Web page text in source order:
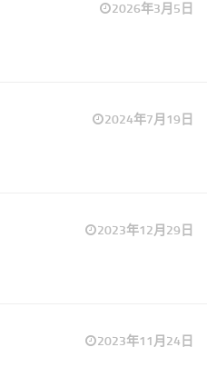
2026年3月5日
2024年7月19日
2023年12月29日
2023年11月24日